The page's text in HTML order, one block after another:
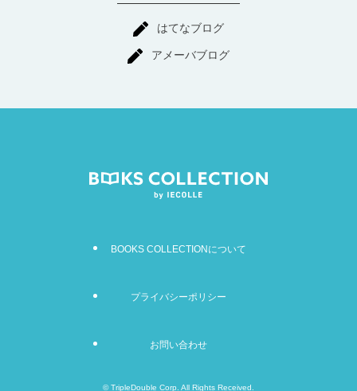
はてなブログ
アメーバブログ
BOOKS COLLECTIONについて
プライバシーポリシー
お問い合わせ
©TripleDouble Corp. All Rights Received.